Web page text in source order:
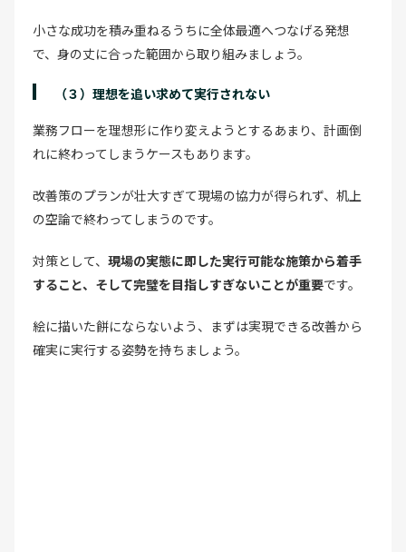
小さな成功を積み重ねるうちに全体最適へつなげる発想
で、身の丈に合った範囲から取り組みましょう。
（３）理想を追い求めて実行されない
業務フローを理想形に作り変えようとするあまり、計画倒
れに終わってしまうケースもあります。
改善策のプランが壮大すぎて現場の協力が得られず、机上
の空論で終わってしまうのです。
対策として、 現場の実態に即した実行可能な施策から着手
すること、そして完璧を目指しすぎないことが重要です。
絵に描いた餅にならないよう、まずは実現できる改善から
確実に実行する姿勢を持ちましょう。